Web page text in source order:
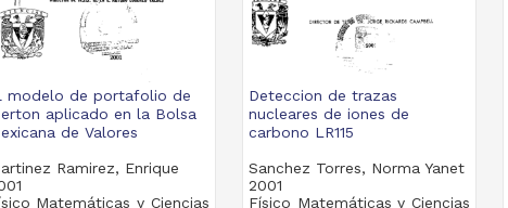
modelo de portafolio de
aplicado en la Bolsa
de Valores
Ramirez, Enrique
Matemáticas y Ciencias
Deteccion de trazas
nucleares de iones de
carbono LR115
Sanchez Torres, Norma Yanet
2001
Físico Matemáticas y Ciencias